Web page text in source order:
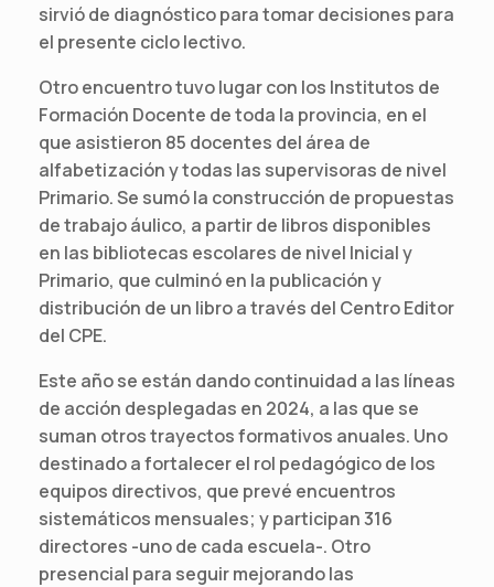
sirvió de diagnóstico para tomar decisiones para
el presente ciclo lectivo.
Otro encuentro tuvo lugar con los Institutos de
Formación Docente de toda la provincia, en el
que asistieron 85 docentes del área de
alfabetización y todas las supervisoras de nivel
Primario. Se sumó la construcción de propuestas
de trabajo áulico, a partir de libros disponibles
en las bibliotecas escolares de nivel Inicial y
Primario, que culminó en la publicación y
distribución de un libro a través del Centro Editor
del CPE.
Este año se están dando continuidad a las líneas
de acción desplegadas en 2024, a las que se
suman otros trayectos formativos anuales. Uno
destinado a fortalecer el rol pedagógico de los
equipos directivos, que prevé encuentros
sistemáticos mensuales; y participan 316
directores -uno de cada escuela-. Otro
presencial para seguir mejorando las